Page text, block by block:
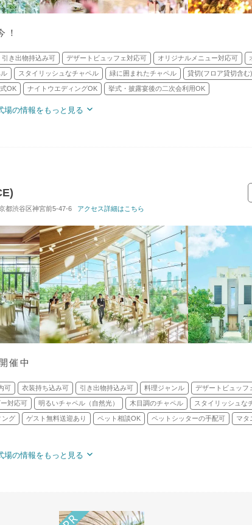
！
引き出物持込み可 デザートビュッフェ対応可 オリジナルメニュー対応可
スタイリッシュなチャペル 緑に囲まれたチャペル 貸切(フロア貸切含む)
OK ナイトウエディングOK 挙式・披露宴後の二次会利用OK
場の情報をもっと見る
挙式スタイル: 教会式(キリスト教式)／神前式／人前式／仏前
都渋谷区神宮前5-47-6 アクセス詳細はこちら
催中
可 衣装持ち込み可 引き出物持込み可 料理ジャンル デザートビュッフ
対応可 明るいチャペル（自然光） 木目調のチャペル スタイリッシュな
ング ゲスト無料送迎あり ペット相談OK ペットシッターの手配可 マタ
場の情報をもっと見る